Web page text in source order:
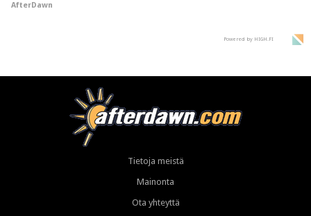
AfterDawn
Powered by HIGH.FI
Tietoja meistä
Mainonta
Ota yhteyttä